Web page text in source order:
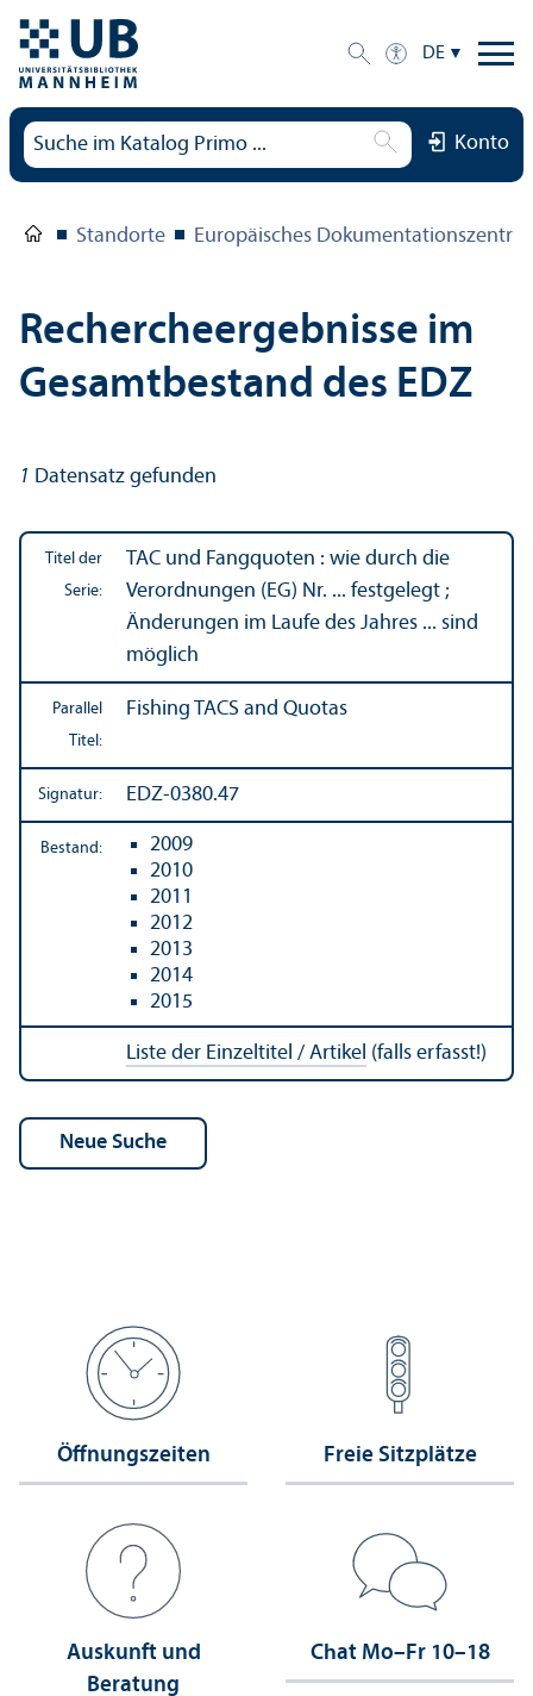
DE
Konto
Standorte Europäisches
Rechercheergebnisse im
Gesamtbestand des EDZ
1 Datensatz gefunden
Titel der
Serie:
TAC und Fangquoten : wie durch die
Verordnungen (EG) Nr. ... festgelegt ;
Änderungen im Laufe des Jahres ... sind
möglich
Parallel
Titel:
Fishing TACS and Quotas
Signatur: EDZ-0380.47
Bestand:
2009
2010
2011
2012
2013
2014
2015
Liste der Einzeltitel / Artikel (falls erfasst!)
Öffnungs­zeiten Freie Sitzplätze
Auskunft und
Beratung
Chat Mo–Fr 10–18